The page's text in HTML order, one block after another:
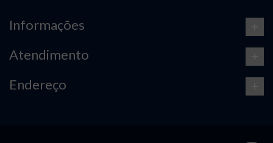
Informações
Atendimento
Endereço